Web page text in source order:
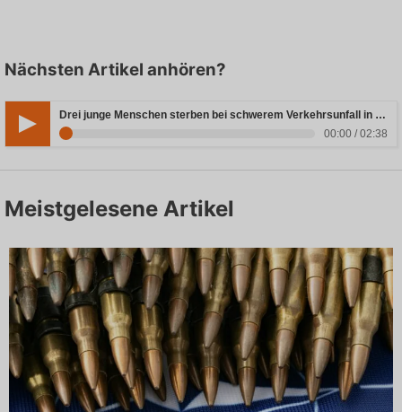
Nächsten Artikel anhören?
Drei junge Menschen sterben bei schwerem Verkehrsunfall in Rheinland-Pfalz
00:00 / 02:38
Meistgelesene Artikel